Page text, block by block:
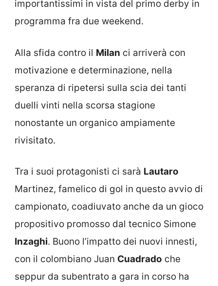
importantissimi in vista del primo derby in
programma fra due weekend.
Alla sfida contro il Milan ci arriverà con
motivazione e determinazione, nella
speranza di ripetersi sulla scia dei tanti
duelli vinti nella scorsa stagione
nonostante un organico ampiamente
rivisitato.
Tra i suoi protagonisti ci sarà Lautaro
Martinez, famelico di gol in questo avvio di
campionato, coadiuvato anche da un gioco
propositivo promosso dal tecnico Simone
Inzaghi. Buono l’impatto dei nuovi innesti,
con il colombiano Juan Cuadrado che
seppur da subentrato a gara in corso ha